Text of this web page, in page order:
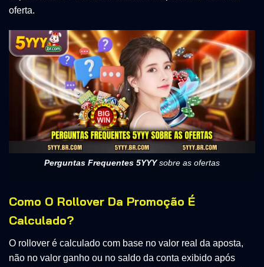
oferta.
Perguntas Frequentes 5YYYsobre as ofertas
Como O Rollover Da Promoção É
Calculado?
O rollover é calculado com base no valor real da aposta,
não no valor ganho ou no saldo da conta exibido após